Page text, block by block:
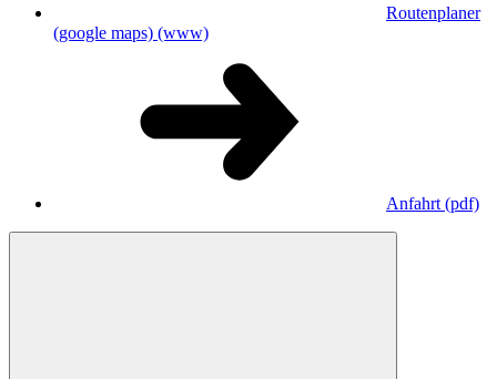
Routenplaner
(google maps) (www)
Anfahrt (pdf)